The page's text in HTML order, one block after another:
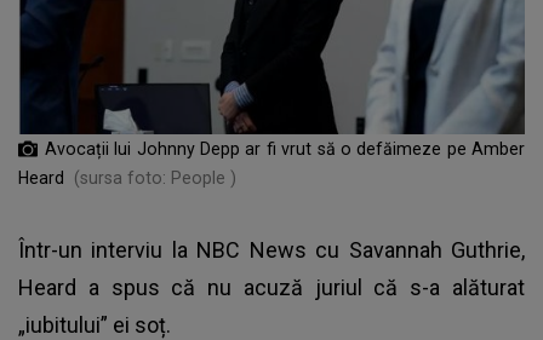
Avocații lui Johnny Depp ar fi vrut să o defăimeze pe Amber
Heard
(sursa foto: People )
Într-un interviu la NBC News cu Savannah Guthrie,
Heard a spus că nu acuză juriul că s-a alăturat
„iubitului” ei soț.